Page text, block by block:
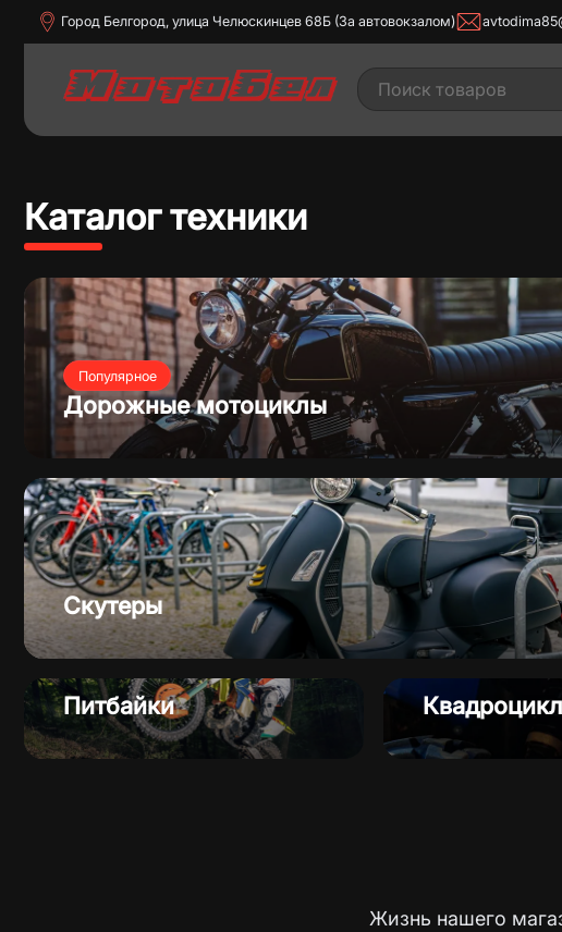
Город Белгород, улица Челюскинцев 68Б (За автовокзалом)
Дорожные мотоциклы Квадроциклы
Скутеры Трициклы
Каталог техники
Популярное
Дорожные мотоциклы
Скутеры
Питбайки
Жизнь нашего